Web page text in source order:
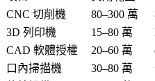
CNC 切削機
80–300 萬
3D 列印機
15–80 萬
CAD 軟體授權
20–60 萬
口內掃描機
30–80 萬